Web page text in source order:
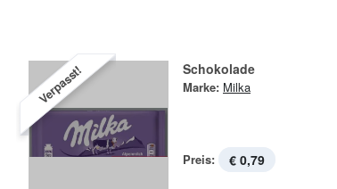
Verpasst! Schokolade
Marke: Milka
Preis: € 0,79